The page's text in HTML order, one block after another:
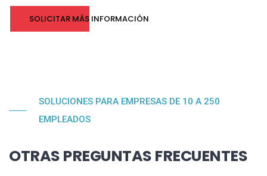
SOLICITAR MÁS INFORMACIÓN
SOLUCIONES PARA EMPRESAS DE 10 A 250
EMPLEADOS
OTRAS PREGUNTAS FRECUENTES